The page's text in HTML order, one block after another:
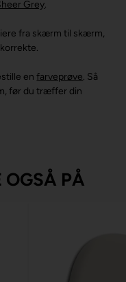
Grey.
fra skærm til skærm,
enfarveprøve. Så
før du træffer din
OGSÅ PÅ